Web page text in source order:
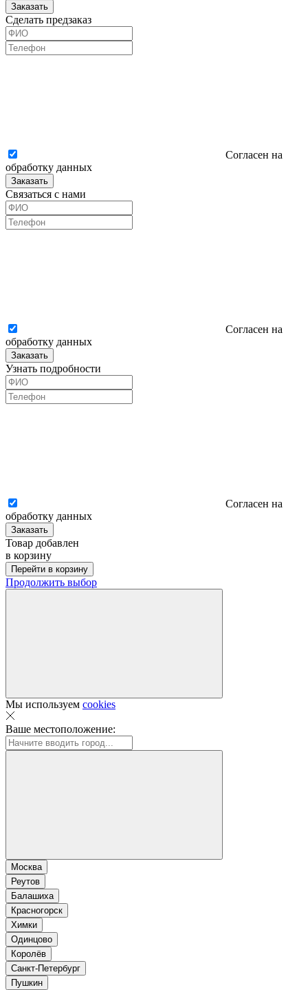
Заказать
Сделать предзаказ
Согласен на
обработку данных
Заказать
Связаться с нами
Согласен на
обработку данных
Заказать
Узнать подробности
Согласен на
обработку данных
Заказать
Товар добавлен
в корзину
Перейти в корзину
Продолжить выбор
Мы используем cookies
Ваше местоположение:
Москва
Реутов
Балашиха
Красногорск
Химки
Одинцово
Королёв
Санкт-Петербург
Пушкин